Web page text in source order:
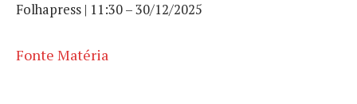
Folhapress | 11:30 – 30/12/2025
Fonte Matéria